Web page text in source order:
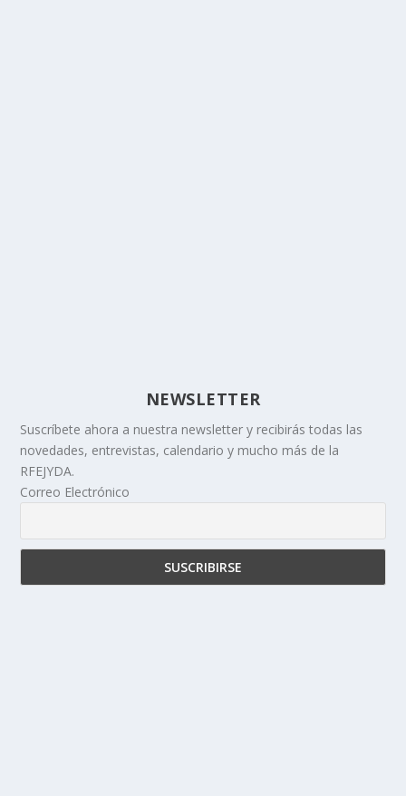
NEWSLETTER
Suscríbete ahora a nuestra newsletter y recibirás todas las
novedades, entrevistas, calendario y mucho más de la
RFEJYDA.
Correo Electrónico